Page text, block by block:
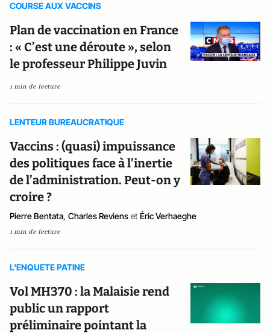
COURSE AUX VACCINS
Plan de vaccination en France
: « C’est une déroute », selon
le professeur Philippe Juvin
1 min de lecture
LENTEUR BUREAUCRATIQUE
Vaccins : (quasi) impuissance
des politiques face à l’inertie
de l’administration. Peut-on y
croire ?
Pierre Bentata, Charles Reviens et Éric Verhaeghe
1 min de lecture
L'ENQUETE PATINE
Vol MH370 : la Malaisie rend
public un rapport
préliminaire pointant la